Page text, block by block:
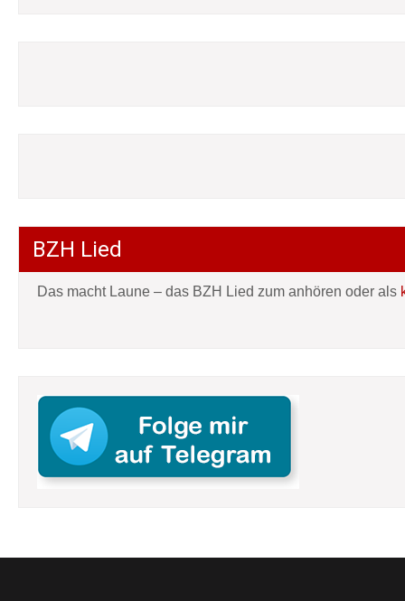
BZH Lied
Das macht Laune – das BZH Lied zum anhören oder als